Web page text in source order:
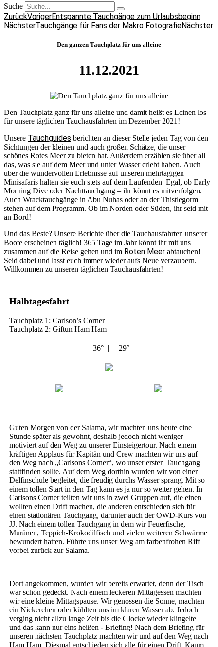
Suche
ZurückVorigerEntspannte Tauchgänge zum Urlaubsbeginn
NächsterTauchgänge für Fans der Makro FotografieNächster
Den ganzen Tauchplatz für uns alleine
11.12.2021
Den Tauchplatz ganz für uns alleine und damit heißt es Leinen los
für unsere täglichen Tauchausfahrten im Dezember 2021!
Unsere Tauchguides berichten an dieser Stelle jeden Tag von den
Sichtungen der kleinen und auch großen Schätze, die unser
schönes Rotes Meer zu bieten hat. Außerdem erzählen sie über all
das, was sie auf dem Meer und unter Wasser erlebt haben. Auch
über die wundervollen Erlebnisse auf unseren mehrtägigen
Minisafaris halten sie euch stets auf dem Laufenden. Egal, ob Early
Morning Dive oder Nachttauchgang – ihr könnt es mitverfolgen.
Auch Wracktauchgänge in Abu Nuhas oder an der Thistlegorm
stehen auf dem Programm. Ob im Norden oder Süden, ihr seid mit
an Bord!
Und das Beste? Unsere Berichte über die Tauchausfahrten unserer
Boote erscheinen täglich! 365 Tage im Jahr könnt ihr mit uns
zusammen auf die Reise gehen und im Roten Meer abtauchen!
Seid dabei und lasst euch immer wieder aufs Neue verzaubern.
Willkommen zu unseren täglichen Tauchausfahrten!
Halbtagesfahrt
Tauchplatz 1: Carlson’s Corner
Tauchplatz 2: Giftun Ham Ham
36° | 29°
Guten Morgen von der Salama, wir machten uns heute eine
Stunde später als gewohnt, deshalb jedoch nicht weniger
motiviert auf den Weg zu unserer Einsteigertour. Nach einem
kräftigen Applaus für Kapitän und Crew machten wir uns auf
den Weg nach „Carlsons Corner“, wo unser ersten Tauchgang
stattfinden sollte. Auf dem Weg dorthin wurden wir von einer
Delfinschule begleitet, die freudig durchs Wasser sprang. Mit so
einem tollen Start in den Tag kann es ja nur so weiter gehen. In
Carlsons Corner teilten wir uns in zwei Gruppen auf, die einen
wollten einen Drift machen, die anderen entschieden sich für
einen stationären Tauchgang, darunter auch der OWD-Kurs von
JJ. Nach einem tollen Tauchgang in dem wir Feuerfische,
Muränen, Teppich-Krokodilfisch und vielen weiteren Schwärme
bewundert hatten. Führte uns unser Weg am farbenfrohen Riff
vorbei zurück zur Salama.
Dort angekommen, wurden wir bereits erwartet, denn der Tisch
war schon gedeckt. Nach einem leckeren Mittagessen machten
wir eine kleine Mittagspause. Wir genossen die Sonne, machten
ein Nickerchen oder kühlten uns im klaren Wasser ab. Jedoch
verging nicht allzu lange Zeit bis die Glocke wieder klingelte
und das kann nur eins heißen - Briefing! Nach dem Briefing für
unseren nächsten Tauchplatz machten wir und auf den Weg nach
Ham Ham. Diesmal entschieden sich alle für einen Drift. Kaum